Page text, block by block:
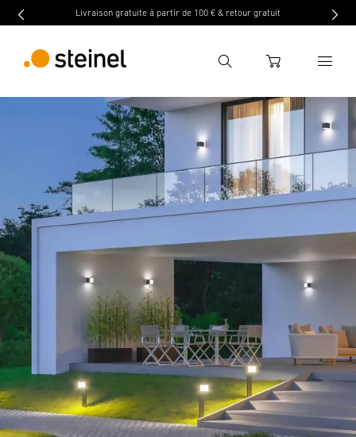
Livraison gratuite à partir de 100 € & retour gratuit
Recherche
Entrer critère de recherche
WARENKORB